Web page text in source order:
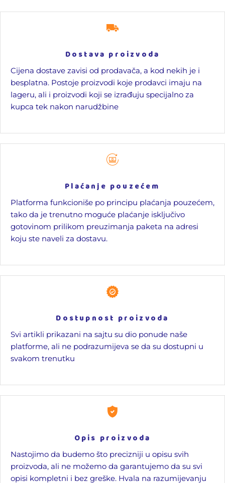
Dostava proizvoda
Cijena dostave zavisi od prodavača, a kod nekih je i
besplatna. Postoje proizvodi koje prodavci imaju na
lageru, ali i proizvodi koji se izrađuju specijalno za
kupca tek nakon narudžbine
Plaćanje pouzećem
Platforma funkcioniše po principu plaćanja pouzećem,
tako da je trenutno moguće plaćanje isključivo
gotovinom prilikom preuzimanja paketa na adresi
koju ste naveli za dostavu.
Dostupnost proizvoda
Svi artikli prikazani na sajtu su dio ponude naše
platforme, ali ne podrazumijeva se da su dostupni u
svakom trenutku
Opis proizvoda
Nastojimo da budemo što precizniji u opisu svih
proizvoda, ali ne možemo da garantujemo da su svi
opisi kompletni i bez greške. Hvala na razumijevanju